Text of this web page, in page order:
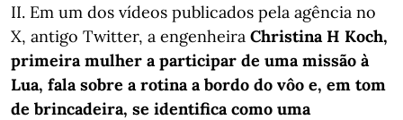
II. Em um dos vídeos publicados pela agência no
X, antigo Twitter, a engenheira Christina H Koch,
primeira mulher a participar de uma missão à
Lua, fala sobre a rotina a bordo do vôo e, em tom
de brincadeira, se identifica como uma